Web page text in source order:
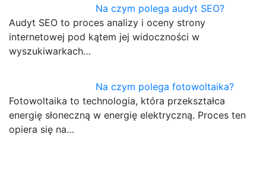
Na czym polega audyt SEO?
Audyt SEO to proces analizy i oceny strony
internetowej pod kątem jej widoczności w
wyszukiwarkach…
Na czym polega fotowoltaika?
Fotowoltaika to technologia, która przekształca
energię słoneczną w energię elektryczną. Proces ten
opiera się na…